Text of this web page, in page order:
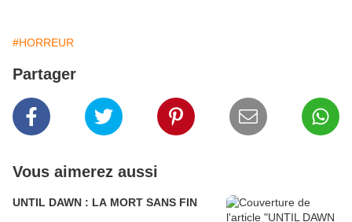
#HORREUR
Partager
Vous aimerez aussi
UNTIL DAWN : LA MORT SANS FIN